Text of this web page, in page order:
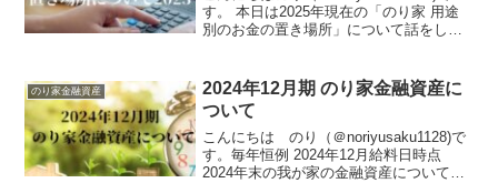
す。 本日は2025年現在の「のり家 用途
別のお金の置き場所」について話をした
も誕生しました。新しいサービスを使う
の...
のり家金融資産
2024年12月期 のり家金融資産に
ついて
こんにちは のり（＠noriyusaku1128)で
す。毎年恒例 2024年12月給料日時点
2024年末の我が家の金融資産についてご